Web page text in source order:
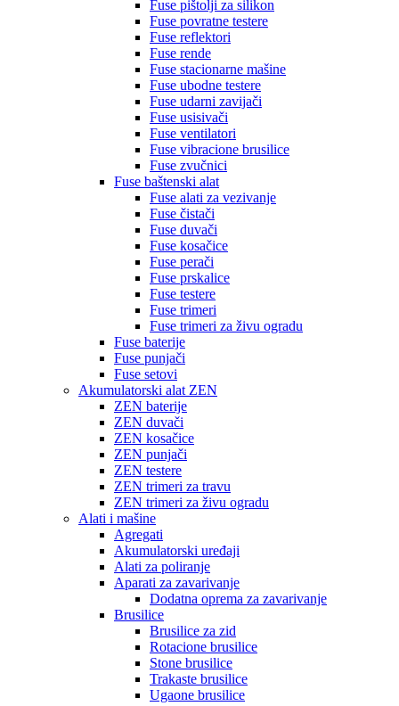
Fuse pištolji za silikon
Fuse povratne testere
Fuse reflektori
Fuse rende
Fuse stacionarne mašine
Fuse ubodne testere
Fuse udarni zavijači
Fuse usisivači
Fuse ventilatori
Fuse vibracione brusilice
Fuse zvučnici
Fuse baštenski alat
Fuse alati za vezivanje
Fuse čistači
Fuse duvači
Fuse kosačice
Fuse perači
Fuse prskalice
Fuse testere
Fuse trimeri
Fuse trimeri za živu ogradu
Fuse baterije
Fuse punjači
Fuse setovi
Akumulatorski alat ZEN
ZEN baterije
ZEN duvači
ZEN kosačice
ZEN punjači
ZEN testere
ZEN trimeri za travu
ZEN trimeri za živu ogradu
Alati i mašine
Agregati
Akumulatorski uređaji
Alati za poliranje
Aparati za zavarivanje
Dodatna oprema za zavarivanje
Brusilice
Brusilice za zid
Rotacione brusilice
Stone brusilice
Trakaste brusilice
Ugaone brusilice